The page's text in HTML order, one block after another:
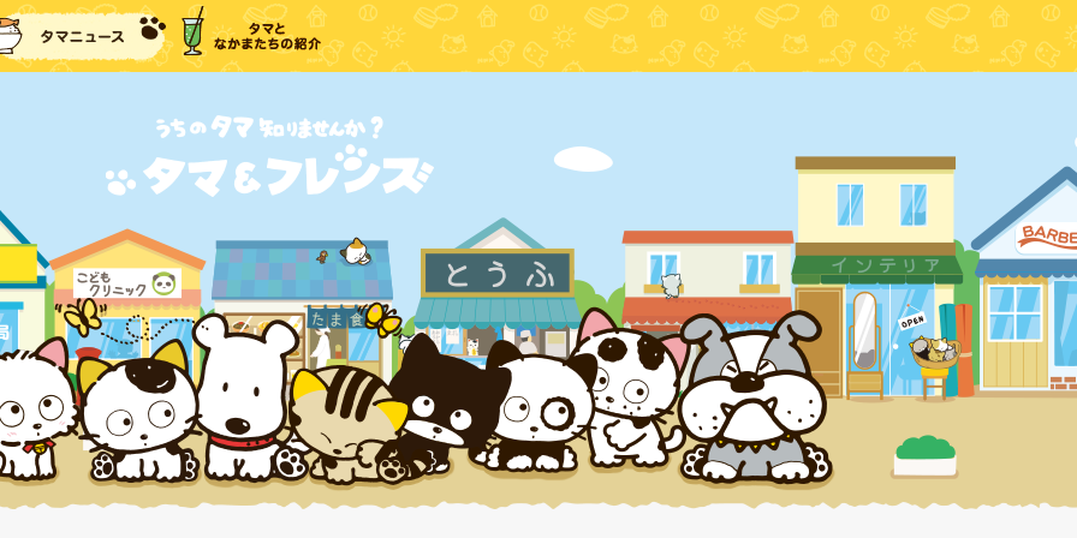
戻る タマニュース タマとなかまたちの紹介